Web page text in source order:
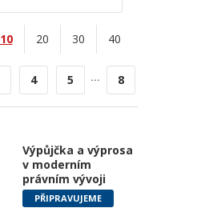
10 20 30 40
4 5 ... 8
Výpůjčka a výprosa
v moderním
právním vývoji
PŘIPRAVUJEME